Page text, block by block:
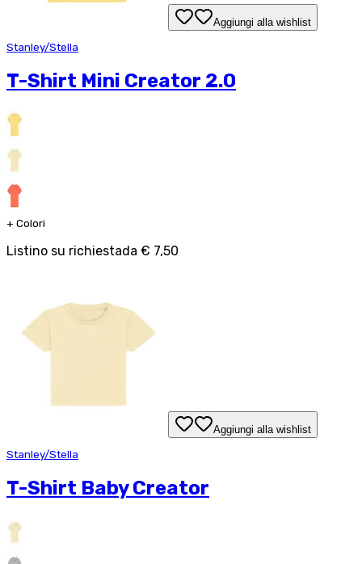
Aggiungi alla wishlist
Stanley/Stella
T-Shirt Mini Creator 2.0
+ Colori
Listino su richiestada € 7,50
Aggiungi alla wishlist
Stanley/Stella
T-Shirt Baby Creator